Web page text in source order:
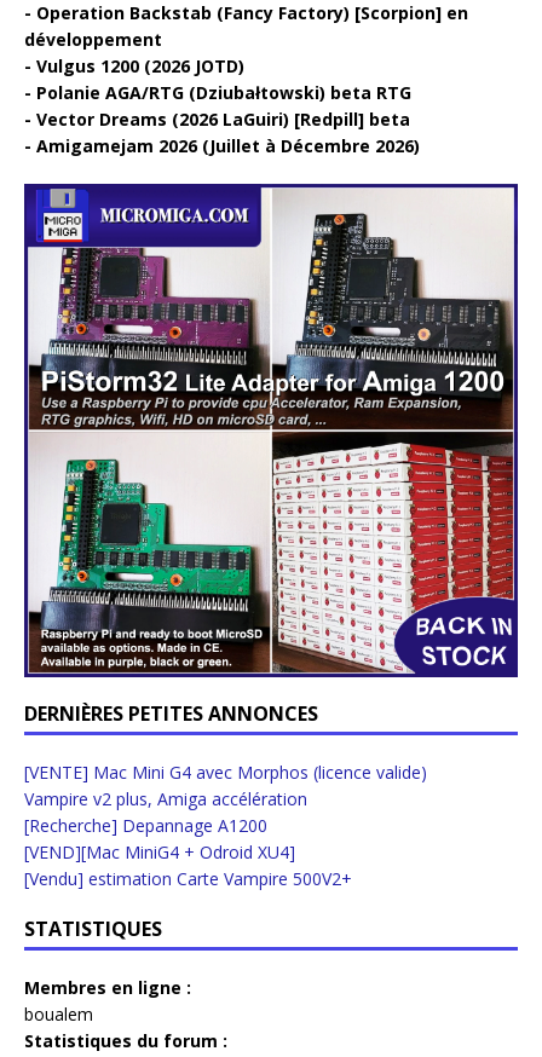
Operation Backstab (Fancy Factory) [Scorpion] en
développement
Vulgus 1200 (2026 JOTD)
Polanie AGA/RTG (Dziubałtowski) beta RTG
Vector Dreams (2026 LaGuiri) [Redpill] beta
Amigamejam 2026 (Juillet à Décembre 2026)
DERNIÈRES PETITES ANNONCES
[VENTE] Mac Mini G4 avec Morphos (licence valide)
Vampire v2 plus, Amiga accélération
[Recherche] Depannage A1200
[VEND][Mac MiniG4 + Odroid XU4]
[Vendu] estimation Carte Vampire 500V2+
STATISTIQUES
Membres en ligne :
boualem
Statistiques du forum :